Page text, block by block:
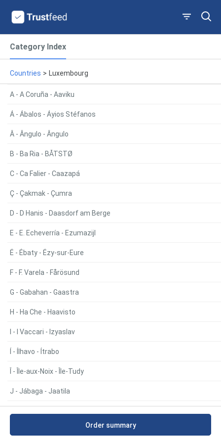
Category Index
Countries > Luxembourg
A - A Coruña - Aaviku
Á - Ábalos - Áyios Stéfanos
Â - Ângulo - Ângulo
B - Ba Ria - BÅTSTØ
C - Ca Falier - Caazapá
Ç - Çakmak - Çumra
D - D Hanis - Daasdorf am Berge
E - E. Echeverría - Ezumazijl
É - Ébaty - Ézy-sur-Eure
F - F. Varela - Fårösund
G - Gabahan - Gaastra
H - Ha Che - Haavisto
I - I Vaccari - Izyaslav
Í - Ílhavo - Ítrabo
Î - Île-aux-Noix - Île-Tudy
J - Jábaga - Jaatila
Order summary